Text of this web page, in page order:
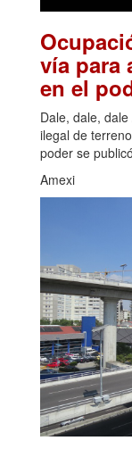
vía para
en el
Dale, dale,
ilegal de
poder se
Amexi